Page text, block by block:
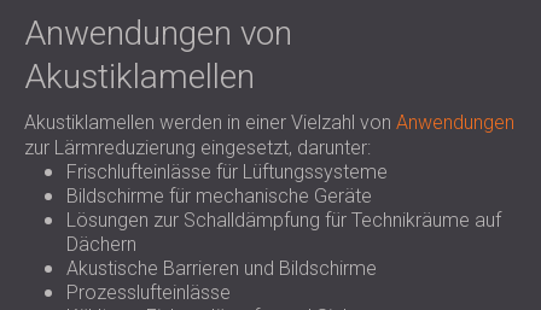
Anwendungen von
Akustiklamellen
Akustiklamellen werden in einer Vielzahl von Anwendungen
zur Lärmreduzierung eingesetzt, darunter:
Frischlufteinlässe für Lüftungssysteme
Bildschirme für mechanische Geräte
Lösungen zur Schalldämpfung für Technikräume auf
Dächern
Akustische Barrieren und Bildschirme
Prozesslufteinlässe